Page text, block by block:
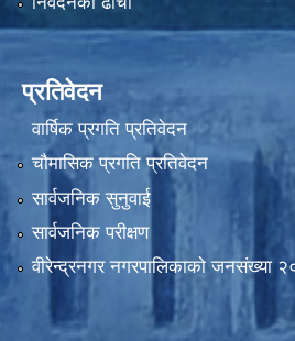
प्रतिवेदन
वार्षिक प्रगति प्रतिवेदन
चौमासिक प्रगति प्रतिवेदन
सार्वजनिक सुनुवाई
सार्वजनिक परीक्षण
वीरेन्द्रनगर नगरपालिकाकाे जनसंख्या